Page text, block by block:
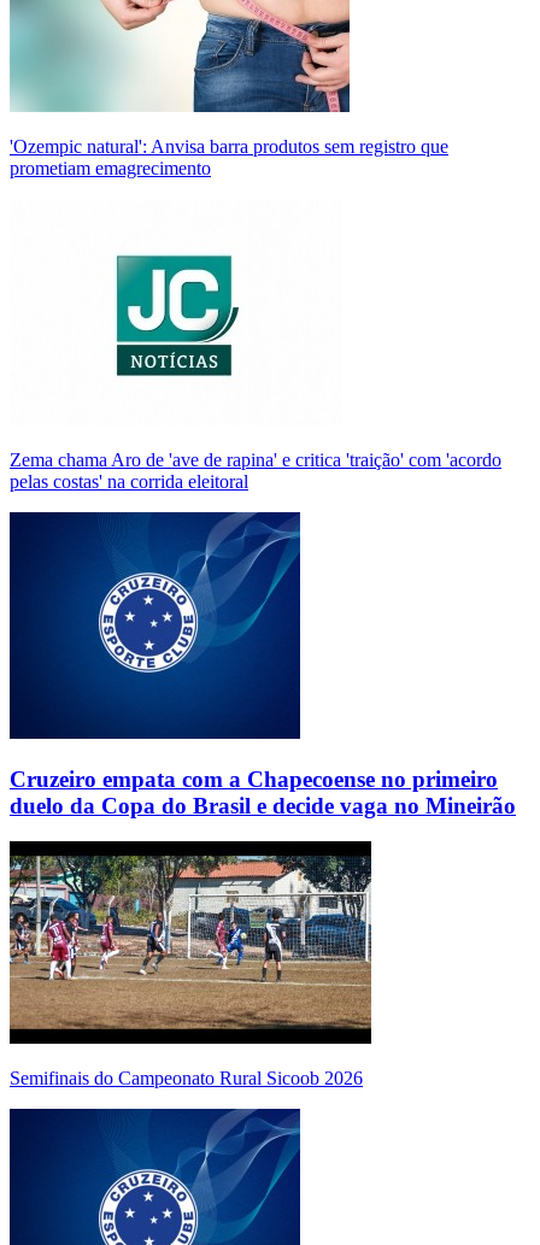
'Ozempic natural': Anvisa barra produtos sem registro que
prometiam emagrecimento
Zema chama Aro de 'ave de rapina' e critica 'traição' com 'acordo
pelas costas' na corrida eleitoral
Cruzeiro empata com a Chapecoense no primeiro
duelo da Copa do Brasil e decide vaga no Mineirão
Semifinais do Campeonato Rural Sicoob 2026